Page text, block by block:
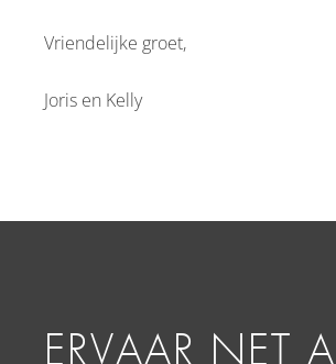
Vriendelijke groet,
Joris en Kelly
ERVAAR NET